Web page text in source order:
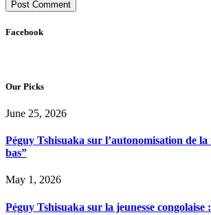
Facebook
Our Picks
June 25, 2026
Péguy Tshisuaka sur l’autonomisation de
bas”
May 1, 2026
Péguy Tshisuaka sur la jeunesse